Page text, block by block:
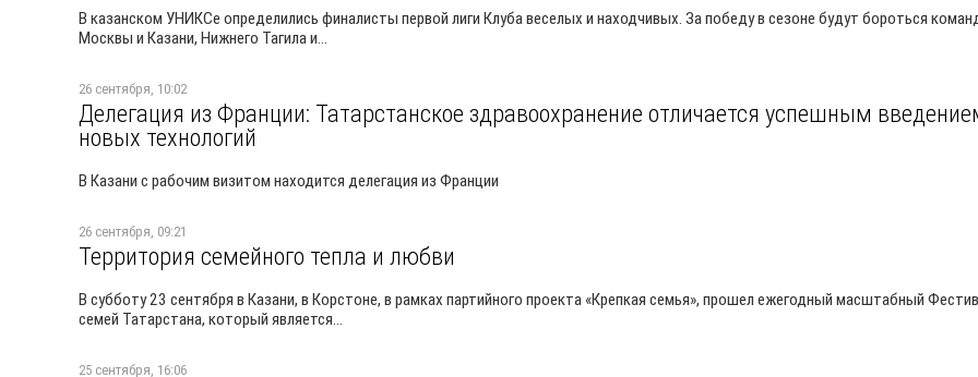
В казанском УНИКСе определились финалисты первой лиги Клуба веселых и находчивых. За победу в сезоне будут бороться
Москвы и Казани, Нижнего Тагила и...
26 сентября, 10:02
Делегация из Франции: Татарстанское здравоохранение отличается успешным
новых технологий
В Казани с рабочим визитом находится делегация из Франции
26 сентября, 09:21
Территория семейного тепла и любви
В субботу 23 сентября в Казани, в Корстоне, в рамках партийного проекта «Крепкая семья», прошел ежегодный масштабный
семей Татарстана, который является...
25 сентября, 16:06